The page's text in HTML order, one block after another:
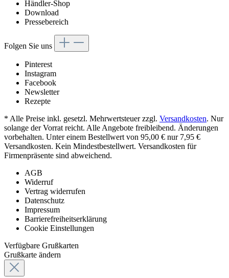
Händler-Shop
Download
Pressebereich
Folgen Sie uns
Pinterest
Instagram
Facebook
Newsletter
Rezepte
* Alle Preise inkl. gesetzl. Mehrwertsteuer zzgl. Versandkosten. Nur
solange der Vorrat reicht. Alle Angebote freibleibend. Änderungen
vorbehalten. Unter einem Bestellwert von 95,00 € nur 7,95 €
Versandkosten. Kein Mindestbestellwert. Versandkosten für
Firmenpräsente sind abweichend.
AGB
Widerruf
Vertrag widerrufen
Datenschutz
Impressum
Barrierefreiheitserklärung
Cookie Einstellungen
Verfügbare Grußkarten
Grußkarte ändern